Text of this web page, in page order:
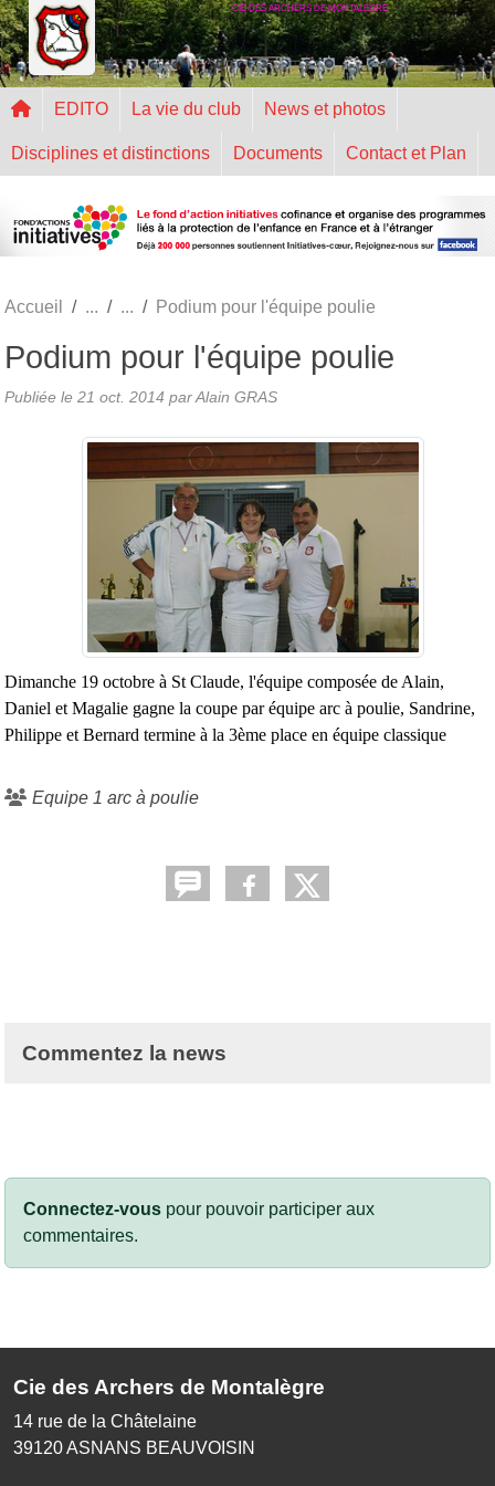
CIE DES ARCHERS DE MONTALEGRE
EDITO La vie du club News et photos
Disciplines et distinctions Documents Contact et Plan
Accueil Podium pour l'équipe poulie
Podium pour l'équipe poulie
Publiée le 21 oct. 2014 par Alain GRAS
Dimanche 19 octobre à St Claude, l'équipe composée de Alain,
Daniel et Magalie gagne la coupe par équipe arc à poulie, Sandrine,
Philippe et Bernard termine à la 3ème place en équipe classique
Equipe 1 arc à poulie
Commentez la news
Connectez-vous pour pouvoir participer aux
commentaires.
Cie des Archers de Montalègre
14 rue de la Châtelaine
39120ASNANS BEAUVOISIN
Panneau de gestion des cookies